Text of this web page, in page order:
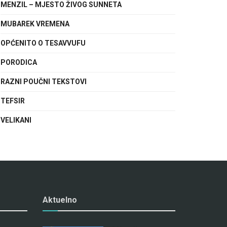
MENZIL – MJESTO ŽIVOG SUNNETA
MUBAREK VREMENA
OPĆENITO O TESAVVUFU
PORODICA
RAZNI POUČNI TEKSTOVI
TEFSIR
VELIKANI
Aktuelno